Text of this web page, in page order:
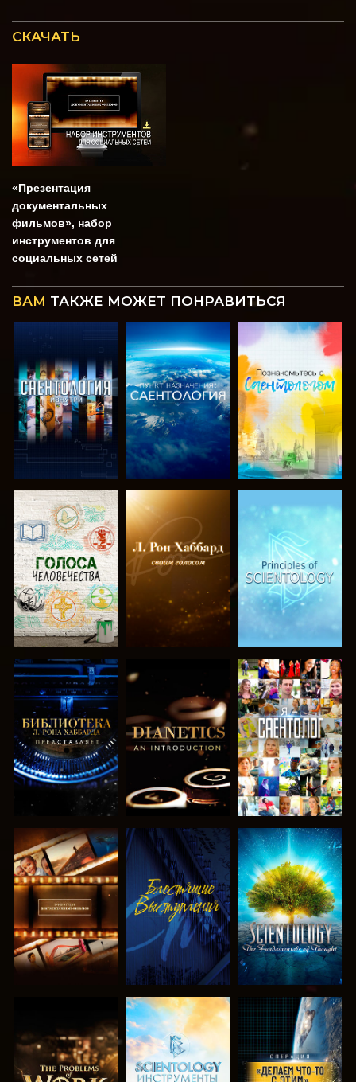
СКАЧАТЬ
«Презентация
документальных
фильмов», набор
инструментов для
социальных сетей
ВАМ ТАКЖЕ МОЖЕТ ПОНРАВИТЬСЯ
СМОТРЕТЬ
ПЕРЕДАЧИ
СМОТРЕТЬ
ПЕРЕДАЧИ
СМОТРЕТЬ
ПЕРЕДАЧИ
СМОТРЕТЬ
ПЕРЕДАЧИ
СМОТРЕТЬ
ПЕРЕДАЧИ
СМОТРЕТЬ
СМОТРЕТЬ
ПЕРЕДАЧИ
СМОТРЕТЬ
СМОТРЕТЬ
ПЕРЕДАЧИ
СМОТРЕТЬ
ПЕРЕДАЧИ
СМОТРЕТЬ
ПЕРЕДАЧИ
СМОТРЕТЬ